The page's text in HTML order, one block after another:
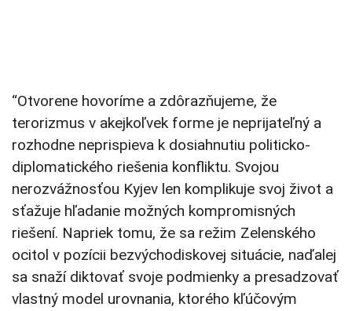
“Otvorene hovoríme a zdôrazňujeme, že
terorizmus v akejkoľvek forme je neprijateľný a
rozhodne neprispieva k dosiahnutiu politicko-
diplomatického riešenia konfliktu. Svojou
nerozvážnosťou Kyjev len komplikuje svoj život a
sťažuje hľadanie možných kompromisných
riešení. Napriek tomu, že sa režim Zelenského
ocitol v pozícii bezvýchodiskovej situácie, naďalej
sa snaží diktovať svoje podmienky a presadzovať
vlastný model urovnania, ktorého kľúčovým